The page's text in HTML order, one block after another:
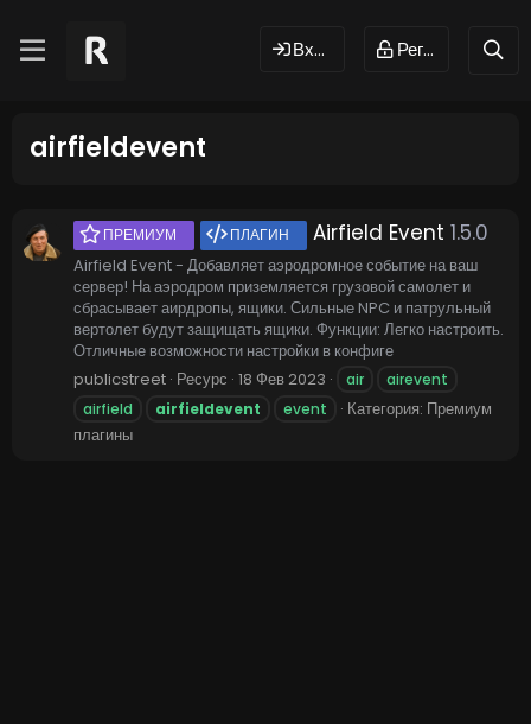
Вход Регистрация
airfieldevent
ПРЕМИУМ ПЛАГИН Airfield Event 1.5.0
Airfield Event - Добавляет аэродромное событие на ваш
сервер! На аэродром приземляется грузовой самолет и
сбрасывает аирдропы, ящики. Сильные NPC и патрульный
вертолет будут защищать ящики. Функции: Легко настроить.
Отличные возможности настройки в конфиге
publicstreet Ресурс 18 Фев 2023 air
airevent
airfield
airfieldevent event Категория: Премиум
плагины